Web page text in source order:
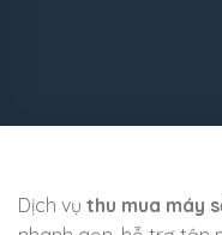
Dịch vụ thu mua máy